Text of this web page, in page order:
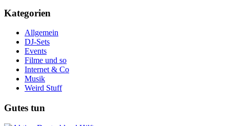
Kategorien
Allgemein
DJ-Sets
Events
Filme und so
Internet & Co
Musik
Weird Stuff
Gutes tun